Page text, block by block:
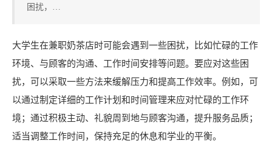
困扰，…
大学生在兼职奶茶店时可能会遇到一些困扰，比如忙碌的工作
环境、与顾客的沟通、工作时间安排等问题。要应对这些困
扰，可以采取一些方法来缓解压力和提高工作效率。例如，可
以通过制定详细的工作计划和时间管理来应对忙碌的工作环
境；通过积极主动、礼貌周到地与顾客沟通，提升服务品质；
适当调整工作时间，保持充足的休息和学业的平衡。